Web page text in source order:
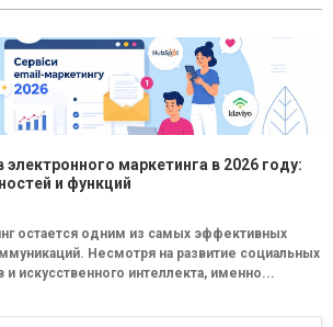
электронного маркетинга в 2026 году:
и функций
остается одним из самых эффективных
Несмотря на развитие социальных
искусственного интеллекта, именно...